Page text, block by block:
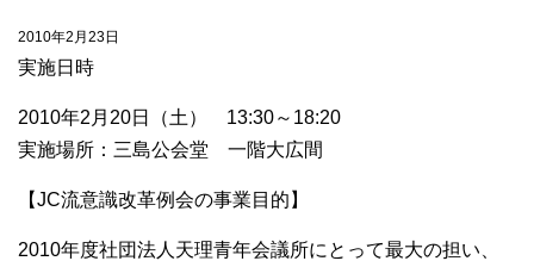
2010年2月23日
実施日時
2010年2月20日（土） 13:30～18:20
実施場所：三島公会堂 一階大広間
【JC流意識改革例会の事業目的】
2010年度社団法人天理青年会議所にとって最大の担い、